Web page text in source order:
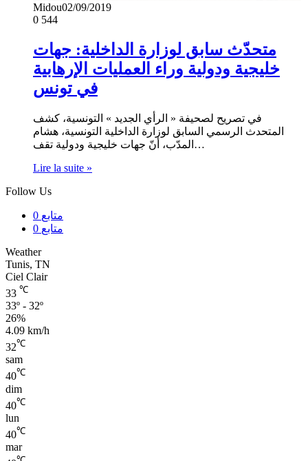
Midou02/09/2019
0 544
متحدّث سابق لوزارة الداخلية: جهات
خليجية ودولية وراء العمليات الإرهابية
في تونس
في تصريح لصحيفة « الرأي الجديد » التونسية، كشف
المتحدث الرسمي السابق لوزارة الداخلية التونسية، هشام
المدّب، أنّ جهات خليجية ودولية تقف…
Lire la suite »
Follow Us
0 متابع
0 متابع
Weather
Tunis, TN
Ciel Clair
33 ℃
33º - 32º
26%
4.09 km/h
32℃
sam
40℃
dim
40℃
lun
40℃
mar